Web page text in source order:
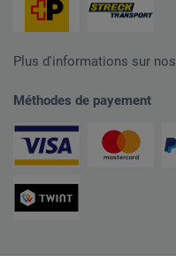
Plus d'informations sur nos
Méthodes de payement